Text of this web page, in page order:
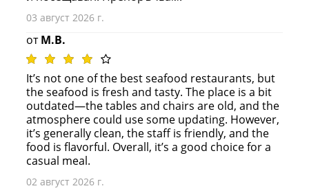
03 август 2026 г.
отM.B.
It’s not one of the best seafood restaurants, but
the seafood is fresh and tasty. The place is a bit
outdated—the tables and chairs are old, and the
atmosphere could use some updating. However,
it’s generally clean, the staff is friendly, and the
food is flavorful. Overall, it’s a good choice for a
casual meal.
02 август 2026 г.